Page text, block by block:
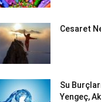
Cesaret
Su
Yengeç,